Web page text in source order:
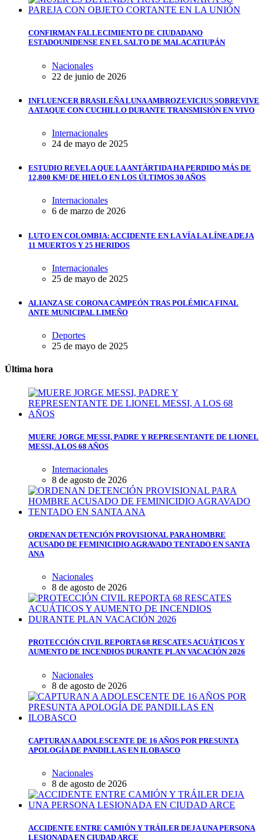
CONFIRMAN FALLECIMIENTO DE CIUDADANO
ESTADOUNIDENSE EN EL SALTO DE MALACATIUPÁN
Nacionales
22 de junio de 2026
INFLUENCER BRASILEÑA LUNA AMBROZEVICIUS SOBREVIVE
A ATAQUE CON CUCHILLO DURANTE TRANSMISIÓN EN VIVO
Internacionales
24 de mayo de 2025
ESTUDIO REVELA QUE LA ANTÁRTIDA HA PERDIDO MÁS DE
12,800 KM² DE HIELO EN LOS ÚLTIMOS 30 AÑOS
Internacionales
6 de marzo de 2026
LUTO EN COLOMBIA: ACCIDENTE EN LA VÍA LA LÍNEA DEJA
11 MUERTOS Y 25 HERIDOS
Internacionales
25 de mayo de 2025
ALIANZA SE CORONA CAMPEÓN TRAS POLÉMICA FINAL
ANTE MUNICIPAL LIMEÑO
Deportes
25 de mayo de 2025
Última hora
MUERE JORGE MESSI, PADRE Y REPRESENTANTE DE LIONEL
MESSI, A LOS 68 AÑOS
Internacionales
8 de agosto de 2026
ORDENAN DETENCIÓN PROVISIONAL PARA HOMBRE
ACUSADO DE FEMINICIDIO AGRAVADO TENTADO EN SANTA
ANA
Nacionales
8 de agosto de 2026
PROTECCIÓN CIVIL REPORTA 68 RESCATES ACUÁTICOS Y
AUMENTO DE INCENDIOS DURANTE PLAN VACACIÓN 2026
Nacionales
8 de agosto de 2026
CAPTURAN A ADOLESCENTE DE 16 AÑOS POR PRESUNTA
APOLOGÍA DE PANDILLAS EN ILOBASCO
Nacionales
8 de agosto de 2026
ACCIDENTE ENTRE CAMIÓN Y TRÁILER DEJA UNA PERSONA
LESIONADA EN CIUDAD ARCE